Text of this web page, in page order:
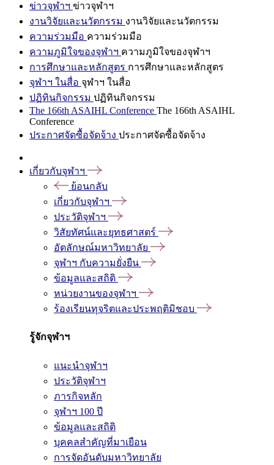
ข่าวจุฬาฯ ข่าวจุฬาฯ
งานวิจัยและนวัตกรรม งานวิจัยและนวัตกรรม
ความร่วมมือ ความร่วมมือ
ความภูมิใจของจุฬาฯ ความภูมิใจของจุฬาฯ
การศึกษาและหลักสูตร การศึกษาและหลักสูตร
จุฬาฯ ในสื่อ จุฬาฯ ในสื่อ
ปฏิทินกิจกรรม ปฏิทินกิจกรรม
The 166th ASAIHL Conference The 166th ASAIHL
Conference
ประกาศจัดซื้อจัดจ้าง ประกาศจัดซื้อจัดจ้าง
เกี่ยวกับจุฬาฯ
ย้อนกลับ
เกี่ยวกับจุฬาฯ
ประวัติจุฬาฯ
วิสัยทัศน์และยุทธศาสตร์
อัตลักษณ์มหาวิทยาลัย
จุฬาฯ กับความยั่งยืน
ข้อมูลและสถิติ
หน่วยงานของจุฬาฯ
ร้องเรียนทุจริตและประพฤติมิชอบ
รู้จักจุฬาฯ
แนะนำจุฬาฯ
ประวัติจุฬาฯ
ภารกิจหลัก
จุฬาฯ 100 ปี
ข้อมูลและสถิติ
บุคคลสำคัญที่มาเยือน
การจัดอันดับมหาวิทยาลัย